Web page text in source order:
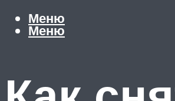
Меню
Меню